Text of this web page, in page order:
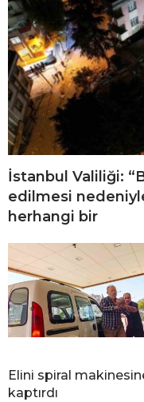
İstanbul Valiliği:
edilmesi
herhangi bir
Elini spiral
kaptırdı